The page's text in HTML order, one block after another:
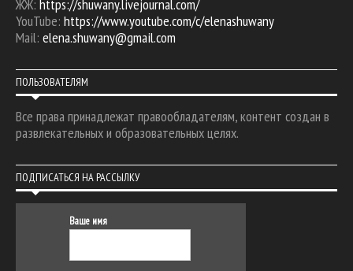
ЖЖ: https://shuwany.livejournal.com/
YouTube: https://www.youtube.com/c/elenashuwany
Mail: elena.shuwany@gmail.com
ПОЛЬЗОВАТЕЛЯМ
Все права принадлежат правообладателям, контент создан в
развлекательных и образовательных целях.
ПОДПИСАТЬСЯ НА РАССЫЛКУ
Ваше имя